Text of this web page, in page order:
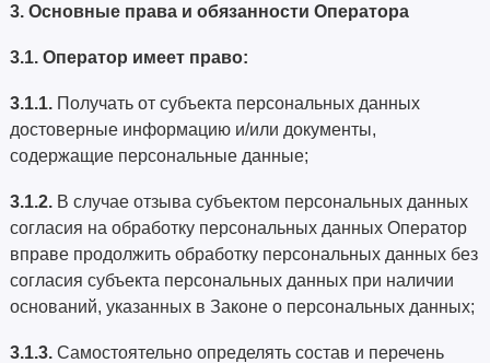
3. Основные права и обязанности Оператора
3.1. Оператор имеет право:
3.1.1. Получать от субъекта персональных данных
достоверные информацию и/или документы,
содержащие персональные данные;
3.1.2. В случае отзыва субъектом персональных данных
согласия на обработку персональных данных Оператор
вправе продолжить обработку персональных данных без
согласия субъекта персональных данных при наличии
оснований, указанных в Законе о персональных данных;
3.1.3. Самостоятельно определять состав и перечень